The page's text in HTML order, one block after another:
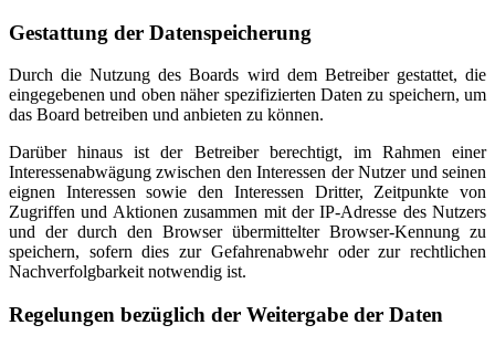
Gestattung der Datenspeicherung
Durch die Nutzung des Boards wird dem Betreiber gestattet, die
eingegebenen und oben näher spezifizierten Daten zu speichern, um
das Board betreiben und anbieten zu können.
Darüber hinaus ist der Betreiber berechtigt, im Rahmen einer
Interessenabwägung zwischen den Interessen der Nutzer und seinen
eignen Interessen sowie den Interessen Dritter, Zeitpunkte von
Zugriffen und Aktionen zusammen mit der IP-Adresse des Nutzers
und der durch den Browser übermittelter Browser-Kennung zu
speichern, sofern dies zur Gefahrenabwehr oder zur rechtlichen
Nachverfolgbarkeit notwendig ist.
Regelungen bezüglich der Weitergabe der Daten